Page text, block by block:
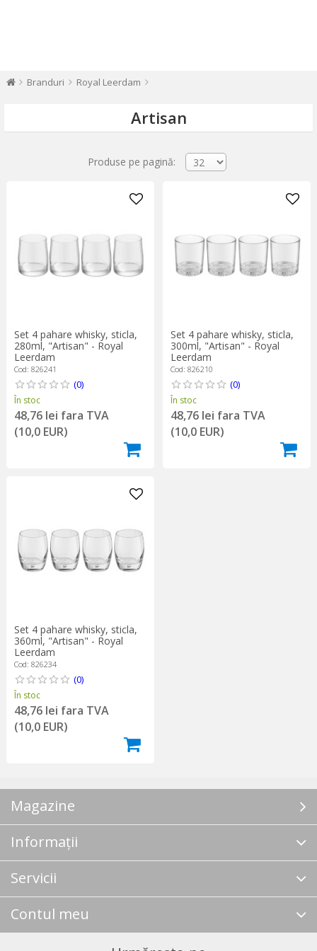
Branduri Royal Leerdam
Artisan
Produse pe pagină:
Set 4 pahare whisky, sticla,
280ml, "Artisan" - Royal
Leerdam
Cod: 826241
(0)
În stoc
48,76 lei fara TVA
(10,0 EUR)
Set 4 pahare whisky, sticla,
300ml, "Artisan" - Royal
Leerdam
Cod: 826210
(0)
În stoc
48,76 lei fara TVA
(10,0 EUR)
Set 4 pahare whisky, sticla,
360ml, "Artisan" - Royal
Leerdam
Cod: 826234
(0)
În stoc
48,76 lei fara TVA
(10,0 EUR)
Magazine
Informații
Servicii
Contul meu